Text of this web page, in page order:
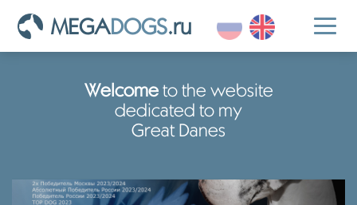
MEGADOGS.ru
Welcometo the website
dedicated to my
Great Danes